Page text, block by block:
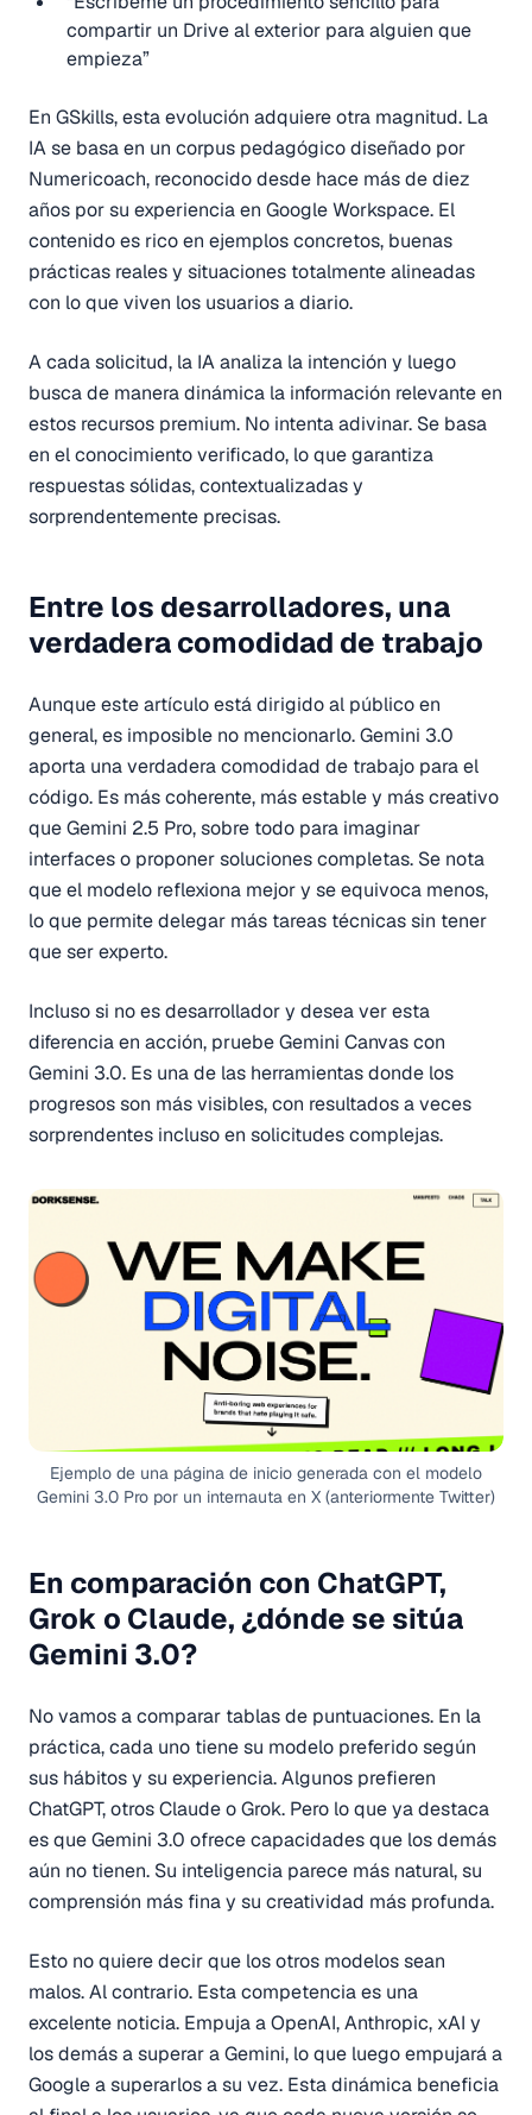
compartir un Drive al exterior para alguien que
empieza”
En GSkills, esta evolución adquiere otra magnitud. La
IA se basa en un corpus pedagógico diseñado por
Numericoach, reconocido desde hace más de diez
años por su experiencia en Google Workspace. El
contenido es rico en ejemplos concretos, buenas
prácticas reales y situaciones totalmente alineadas
con lo que viven los usuarios a diario.
A cada solicitud, la IA analiza la intención y luego
busca de manera dinámica la información relevante en
estos recursos premium. No intenta adivinar. Se basa
en el conocimiento verificado, lo que garantiza
respuestas sólidas, contextualizadas y
sorprendentemente precisas.
Entre los desarrolladores, una
verdadera comodidad de trabajo
Aunque este artículo está dirigido al público en
general, es imposible no mencionarlo. Gemini 3.0
aporta una verdadera comodidad de trabajo para el
código. Es más coherente, más estable y más creativo
que Gemini 2.5 Pro, sobre todo para imaginar
interfaces o proponer soluciones completas. Se nota
que el modelo reflexiona mejor y se equivoca menos,
lo que permite delegar más tareas técnicas sin tener
que ser experto.
Incluso si no es desarrollador y desea ver esta
diferencia en acción, pruebe Gemini Canvas con
Gemini 3.0. Es una de las herramientas donde los
progresos son más visibles, con resultados a veces
sorprendentes incluso en solicitudes complejas.
Ejemplo de una página de inicio generada con el modelo
Gemini 3.0 Pro por un internauta en X (anteriormente Twitter)
En comparación con ChatGPT,
Grok o Claude, ¿dónde se sitúa
Gemini 3.0?
No vamos a comparar tablas de puntuaciones. En la
práctica, cada uno tiene su modelo preferido según
sus hábitos y su experiencia. Algunos prefieren
ChatGPT, otros Claude o Grok. Pero lo que ya destaca
es que Gemini 3.0 ofrece capacidades que los demás
aún no tienen. Su inteligencia parece más natural, su
comprensión más fina y su creatividad más profunda.
Esto no quiere decir que los otros modelos sean
malos. Al contrario. Esta competencia es una
excelente noticia. Empuja a OpenAI, Anthropic, xAI y
los demás a superar a Gemini, lo que luego empujará a
Google a superarlos a su vez. Esta dinámica beneficia